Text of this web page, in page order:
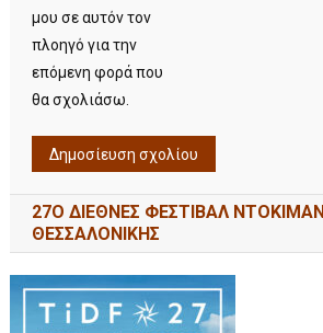
μου σε αυτόν τον
πλοηγό για την
επόμενη φορά που
θα σχολιάσω.
27Ο ΔΙΕΘΝΕΣ ΦΕΣΤΙΒΑΛ
ΘΕΣΣΑΛΟΝΙΚΗΣ